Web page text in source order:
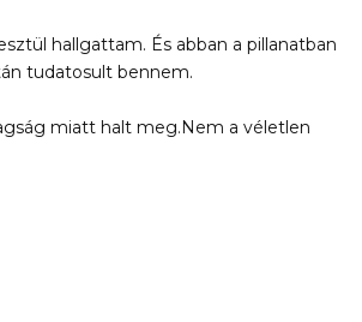
hallgattam. És abban a pillanatban
tudatosult bennem.
miatt halt meg.Nem a véletlen